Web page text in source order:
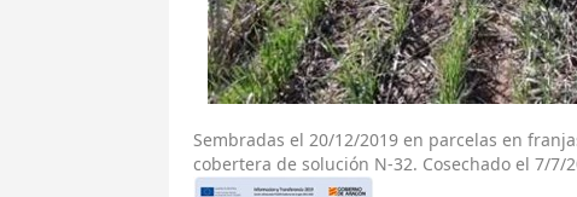
Sembradas el 20/12/2019 en parcelas en
cobertera de solución N-32. Cosechado el 7/7/